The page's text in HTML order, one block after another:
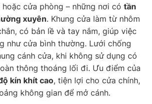
cửa phòng – những nơi có tần
xuyên. Khung cửa làm từ nhôm
có bản lề và tay nắm, giúp việc
như cửa bình thường. Lưới chống
cánh cửa, khi không sử dụng có
thông thoáng lối đi. Ưu điểm của
kín khít cao, tiện lợi cho cửa chính,
không gian để mở cánh.